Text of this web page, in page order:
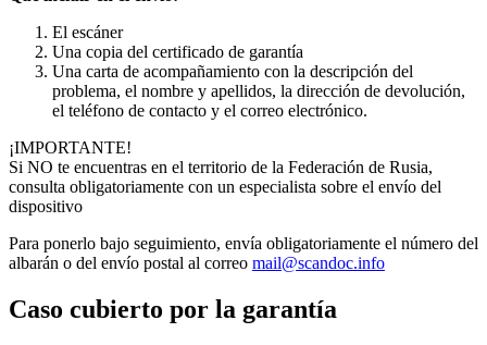
El escáner
Una copia del certificado de garantía
Una carta de acompañamiento con la descripción del
problema, el nombre y apellidos, la dirección de devolución,
el teléfono de contacto y el correo electrónico.
¡IMPORTANTE!
Si NO te encuentras en el territorio de la Federación de Rusia,
consulta obligatoriamente con un especialista sobre el envío del
dispositivo
Para ponerlo bajo seguimiento, envía obligatoriamente el número del
albarán o del envío postal al correo mail@scandoc.info
Caso cubierto por la garantía